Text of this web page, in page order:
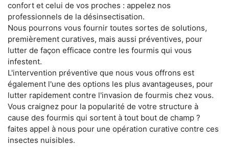
confort et celui de vos proches : appelez nos
professionnels de la désinsectisation.
Nous pourrons vous fournir toutes sortes de solutions,
premièrement curatives, mais aussi préventives, pour
lutter de façon efficace contre les fourmis qui vous
infestent.
L'intervention préventive que nous vous offrons est
également l'une des options les plus avantageuses, pour
lutter rapidement contre l'invasion de fourmis chez vous.
Vous craignez pour la popularité de votre structure à
cause des fourmis qui sortent à tout bout de champ ?
faites appel à nous pour une opération curative contre ces
insectes nuisibles.